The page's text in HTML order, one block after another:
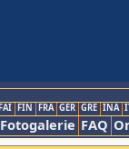
FIN FRA GER GRE INA
Fotogalerie FAQ